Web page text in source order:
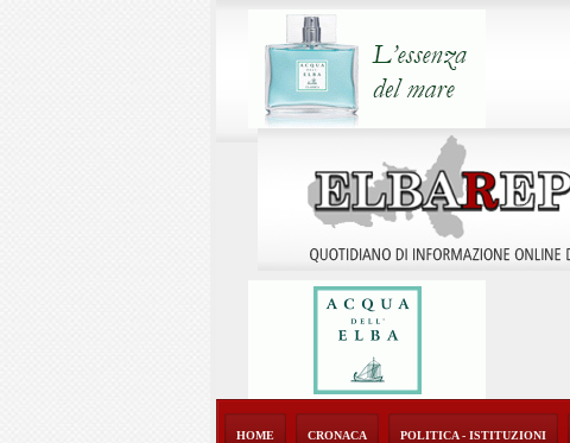
HOME CRONACA POLITICA - ISTITUZIONI